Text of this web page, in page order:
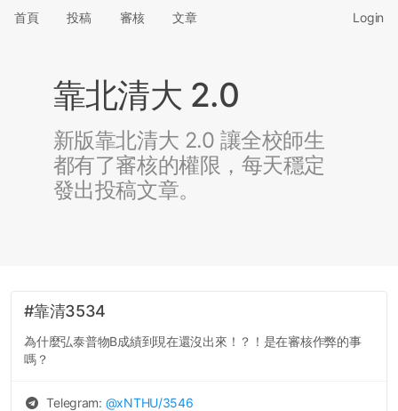
首頁 投稿 審核 文章 Login
靠北清大 2.0
新版靠北清大 2.0 讓全校師生
都有了審核的權限，每天穩定
發出投稿文章。
#靠清3534
為什麼弘泰普物B成績到現在還沒出來！？！是在審核作弊的事
嗎？
Telegram: @xNTHU/3546